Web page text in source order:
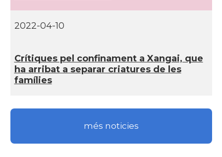
2022-04-10
Crí­tiques pel confinament a Xangai, que
ha arribat a separar criatures de les
famí­lies
més noticies